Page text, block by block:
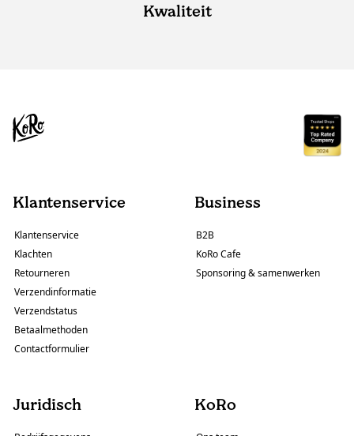
Kwaliteit
Klantenservice
Klantenservice
Klachten
Retourneren
Verzendinformatie
Verzendstatus
Betaalmethoden
Contactformulier
Business
B2B
KoRo Cafe
Sponsoring & samenwerken
Juridisch KoRo